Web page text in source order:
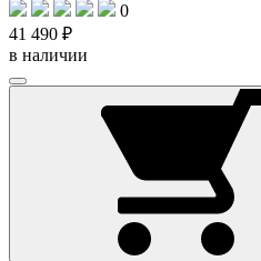
0
41 490 ₽
в наличии